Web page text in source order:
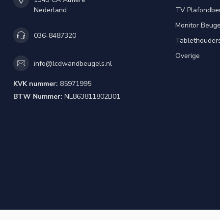
Nederland
036-8487320
info@lcdwandbeugels.nl
KVK nummer: 85971995
BTW Nummer: NL863811802B01
TV
Monitor
Overige